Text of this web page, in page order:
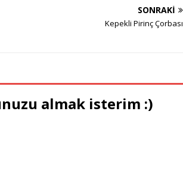
SONRAKI
Kepekli Pirinç Çorbası
almak isterim :)